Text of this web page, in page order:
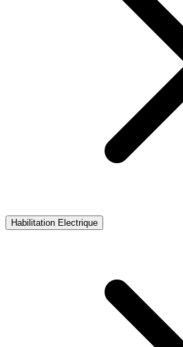
Habilitation Electrique